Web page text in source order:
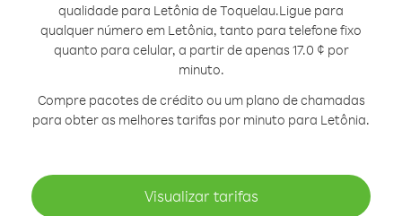
qualidade para Letônia de Toquelau.Ligue para
qualquer número em Letônia, tanto para telefone fixo
quanto para celular, a partir de apenas 17.0 ¢ por
minuto.
Compre pacotes de crédito ou um plano de chamadas
para obter as melhores tarifas por minuto para Letônia.
Visualizar tarifas